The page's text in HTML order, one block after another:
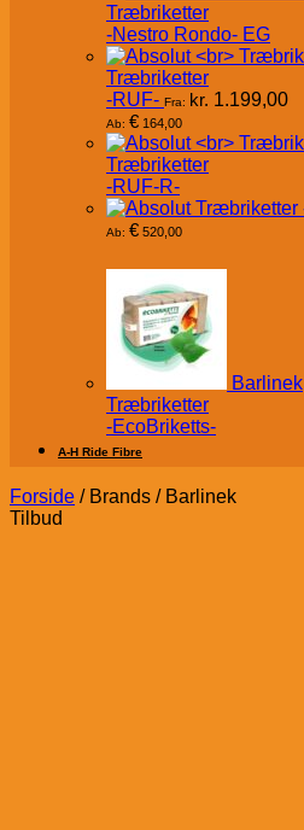
Træbriketter
-Nestro Rondo- EG
Træbriketter
-RUF- Fra: kr. 1.199,00
Ab: € 164,00
Træbriketter
-RUF-R-
Ab: € 520,00
Barlinek
Træbriketter
-EcoBriketts-
A-H Ride Fibre
Forside /Brands /Barlinek
Tilbud